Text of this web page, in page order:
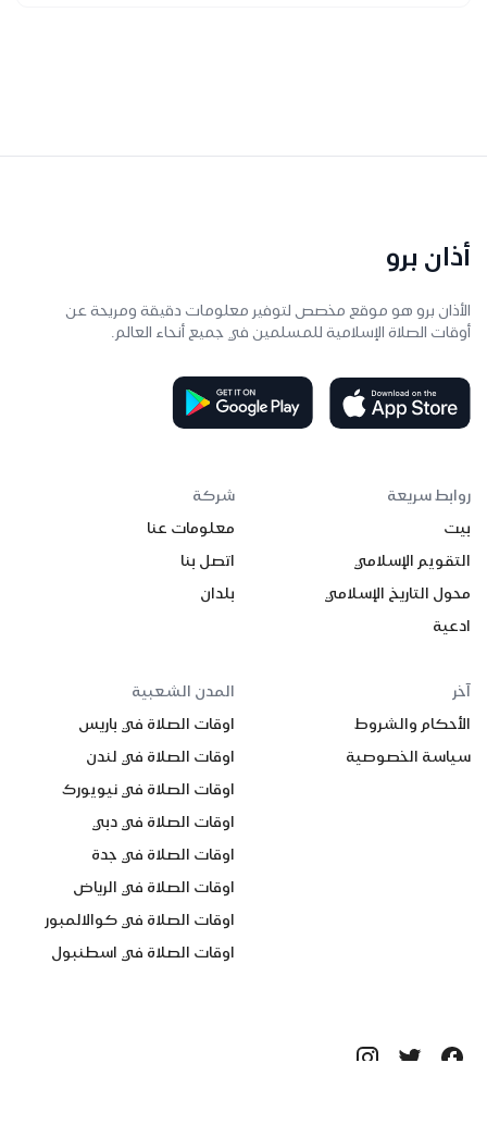
أذان برو
الأذان برو هو موقع مخصص لتوفير معلومات دقيقة ومريحة عن
أوقات الصلاة الإسلامية للمسلمين في جميع أنحاء العالم.
روابط سريعة
بيت
التقويم الإسلامي
محول التاريخ الإسلامي
ادعية
شركة
معلومات عنا
اتصل بنا
بلدان
آخر
الأحكام والشروط
سياسة الخصوصية
المدن الشعبية
اوقات الصلاة في باريس
اوقات الصلاة في لندن
اوقات الصلاة في نيويورك
اوقات الصلاة في دبي
اوقات الصلاة في جدة
اوقات الصلاة في الرياض
اوقات الصلاة في كوالالمبور
اوقات الصلاة في اسطنبول